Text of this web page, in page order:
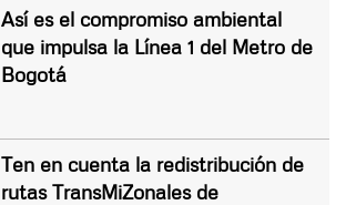
Así es el compromiso ambiental
que impulsa la Línea 1 del Metro de
Bogotá
Ten en cuenta la redistribución de
rutas TransMiZonales de